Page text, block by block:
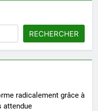
RECHERCHER
radicalement grâce à
attendue